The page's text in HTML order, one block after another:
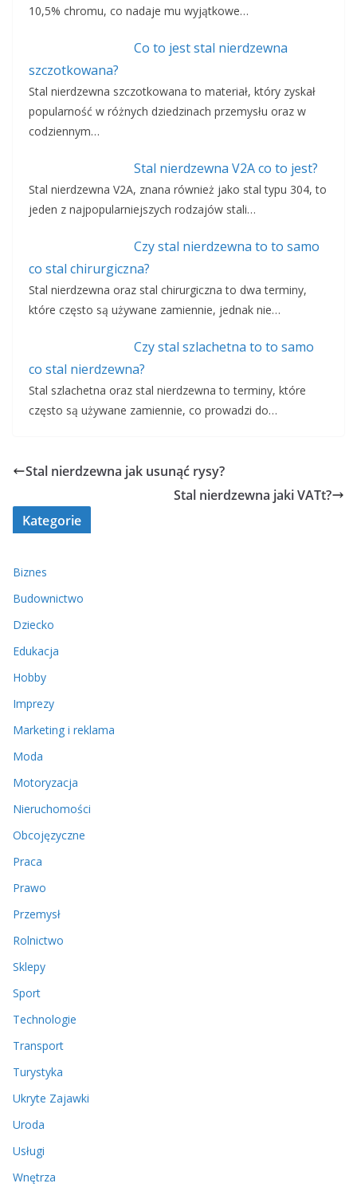
10,5% chromu, co nadaje mu wyjątkowe…
Co to jest stal nierdzewna
szczotkowana?
Stal nierdzewna szczotkowana to materiał, który zyskał
popularność w różnych dziedzinach przemysłu oraz w
codziennym…
Stal nierdzewna V2A co to jest?
Stal nierdzewna V2A, znana również jako stal typu 304, to
jeden z najpopularniejszych rodzajów stali…
Czy stal nierdzewna to to samo
co stal chirurgiczna?
Stal nierdzewna oraz stal chirurgiczna to dwa terminy,
które często są używane zamiennie, jednak nie…
Czy stal szlachetna to to samo
co stal nierdzewna?
Stal szlachetna oraz stal nierdzewna to terminy, które
często są używane zamiennie, co prowadzi do…
Stal nierdzewna jak usunąć rysy?
Stal nierdzewna jaki VATt?
Kategorie
Biznes
Budownictwo
Dziecko
Edukacja
Hobby
Imprezy
Marketing i reklama
Moda
Motoryzacja
Nieruchomości
Obcojęzyczne
Praca
Prawo
Przemysł
Rolnictwo
Sklepy
Sport
Technologie
Transport
Turystyka
Ukryte Zajawki
Uroda
Usługi
Wnętrza